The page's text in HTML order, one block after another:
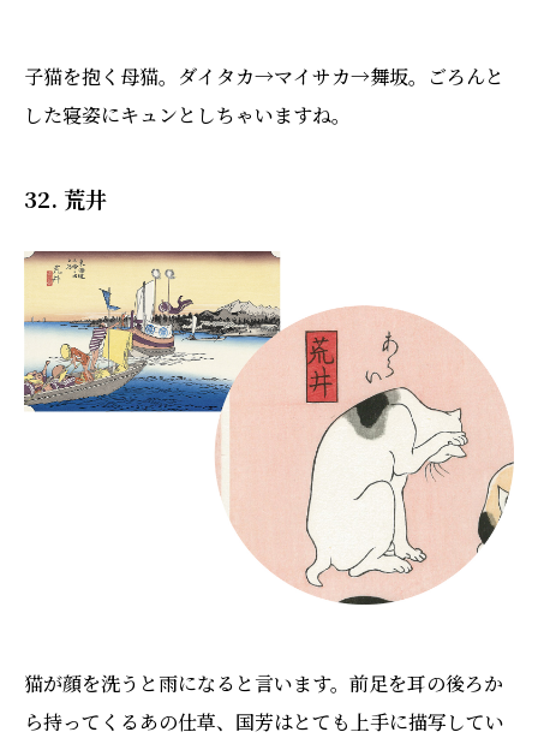
子猫を抱く母猫。ダイタカ→マイサカ→舞坂。ごろんと
した寝姿にキュンとしちゃいますね。
32. 荒井
猫が顔を洗うと雨になると言います。前足を耳の後ろか
ら持ってくるあの仕草、国芳はとても上手に描写してい